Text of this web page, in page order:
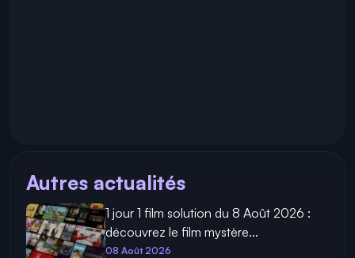
Autres actualités
1 jour 1 film solution du 8 Août 2026 :
découvrez le film mystère...
08 Août 2026